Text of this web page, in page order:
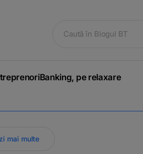
Banking, pe relaxare
mai multe